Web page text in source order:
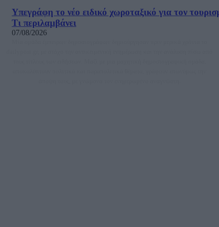
Υπεγράφη το νέο ειδικό χωροταξικό για τον
Τι περιλαμβάνει
07/08/2026